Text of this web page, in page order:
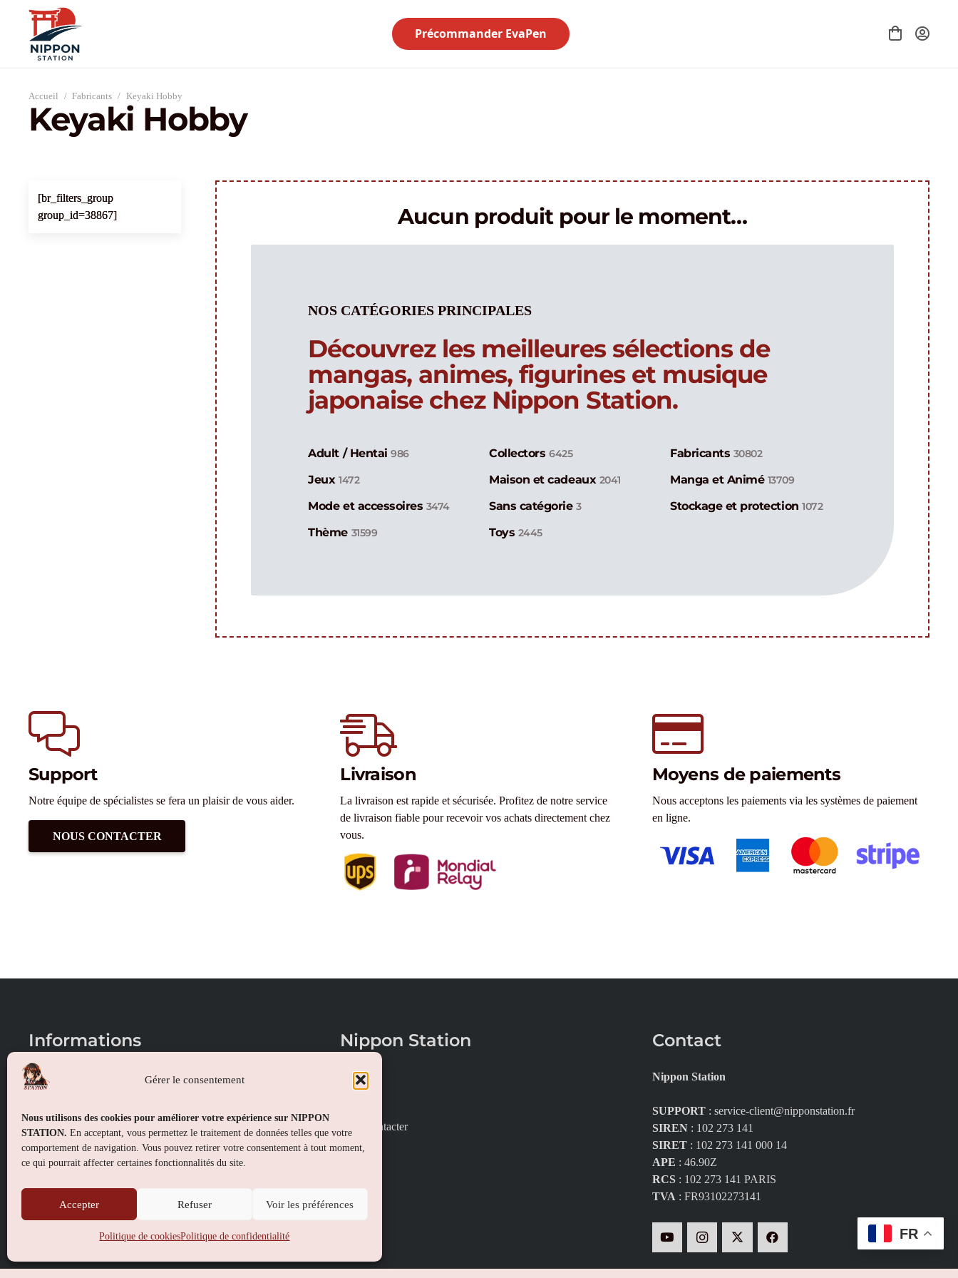
Gérer le consentement
Nous utilisons des cookies pour améliorer votre expérience sur NIPPON
STATION. En acceptant, vous permettez le traitement de données telles que votre
comportement de navigation. Vous pouvez retirer votre consentement à tout moment,
ce qui pourrait affecter certaines fonctionnalités du site.
Accepter Refuser Voir les préférences
Politique de cookiesPolitique de confidentialité
Précommander EvaPen
Accueil / Fabricants / Keyaki Hobby
Keyaki Hobby
[br_filters_group
group_id=38867]
Aucun produit pour le moment…
NOS CATÉGORIES PRINCIPALES
Découvrez les meilleures sélections de
mangas, animes, figurines et musique
japonaise chez Nippon Station.
Adult / Hentai986 Collectors 6425 Fabricants 30802
Jeux 1472 Maison et cadeaux 2041 Manga et Animé 13709
Mode et accessoires 3474 Sans catégorie3 Stockage et protection1072
Thème 31599 Toys 2445
Support
Notre équipe de spécialistes se fera un plaisir de vous aider.
NOUS CONTACTER
Livraison
La livraison est rapide et sécurisée. Profitez de notre service
de livraison fiable pour recevoir vos achats directement chez
vous.
Moyens de paiements
Nous acceptons les paiements via les systèmes de paiement
en ligne.
Informations
Conditions générales de vente
Politique de confidentialité
Politique de cookies (UE)
Nippon Station
À propos
Nous contacter
Contact
Nippon Station
SUPPORT: service-client@nipponstation.fr
SIREN: 102 273 141
SIRET: 102 273 141 000 14
APE : 46.90Z
RCS: 102 273 141 PARIS
TVA: FR93102273141
FR